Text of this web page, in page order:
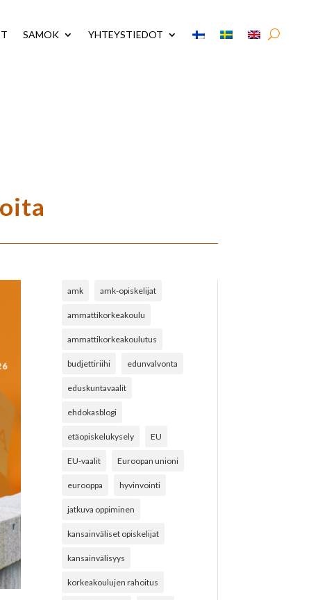
SAMOK YHTEYSTIEDOT
amk amk-opiskelijat
ammattikorkeakoulu
ammattikorkeakoulutus
budjettiriihi edunvalvonta
eduskuntavaalit
ehdokasblogi
etäopiskelukysely EU
EU-vaalit Euroopan unioni
eurooppa hyvinvointi
jatkuva oppiminen
kansainväliset opiskelijat
kansainvälisyys
korkeakoulujen rahoitus